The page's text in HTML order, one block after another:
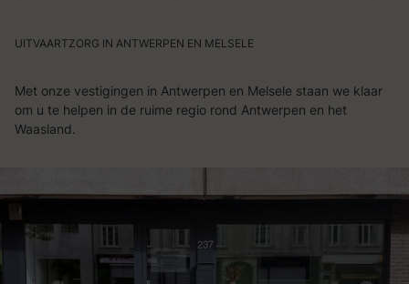
UITVAARTZORG IN ANTWERPEN EN MELSELE
Met onze vestigingen in Antwerpen en Melsele staan we klaar
om u te helpen in de ruime regio rond Antwerpen en het
Waasland.